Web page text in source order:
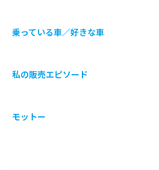
乗っている車／好きな車
私の販売エピソード
モットー